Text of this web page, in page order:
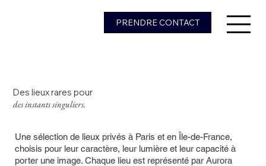
PRENDRE CONTACT
Des lieux rares pour
des instants singuliers.
Une sélection de lieux privés à Paris et en Île-de-France,
choisis pour leur caractère, leur lumière et leur capacité à
porter une image. Chaque lieu est représenté par Aurora